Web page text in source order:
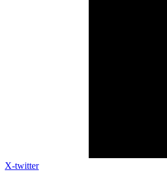
X-twitter